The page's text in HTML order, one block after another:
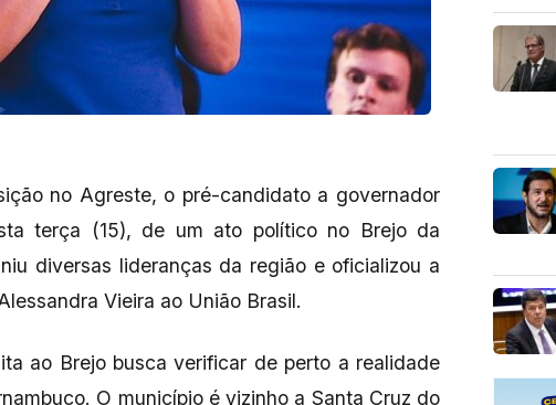
no Agreste, o pré-candidato a governador
terça (15), de um ato político no Brejo da
diversas lideranças da região e oficializou a
Vieira ao União Brasil.
ao Brejo busca verificar de perto a realidade
O município é vizinho a Santa Cruz do